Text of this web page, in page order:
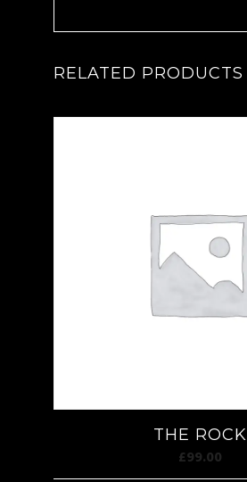
RELATED PRODUCTS
THE ROCK
£99.00